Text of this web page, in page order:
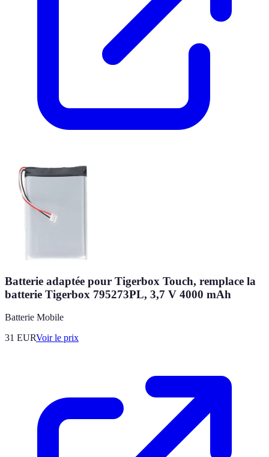
Batterie adaptée pour Tigerbox Touch, remplace la
batterie Tigerbox 795273PL, 3,7 V 4000 mAh
Batterie Mobile
31 EURVoir le prix